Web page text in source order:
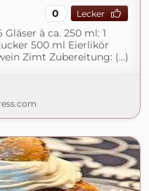
0 Lecker
à ca. 250 ml: 1
500 ml Eierlikör
Zimt Zubereitung: (...)